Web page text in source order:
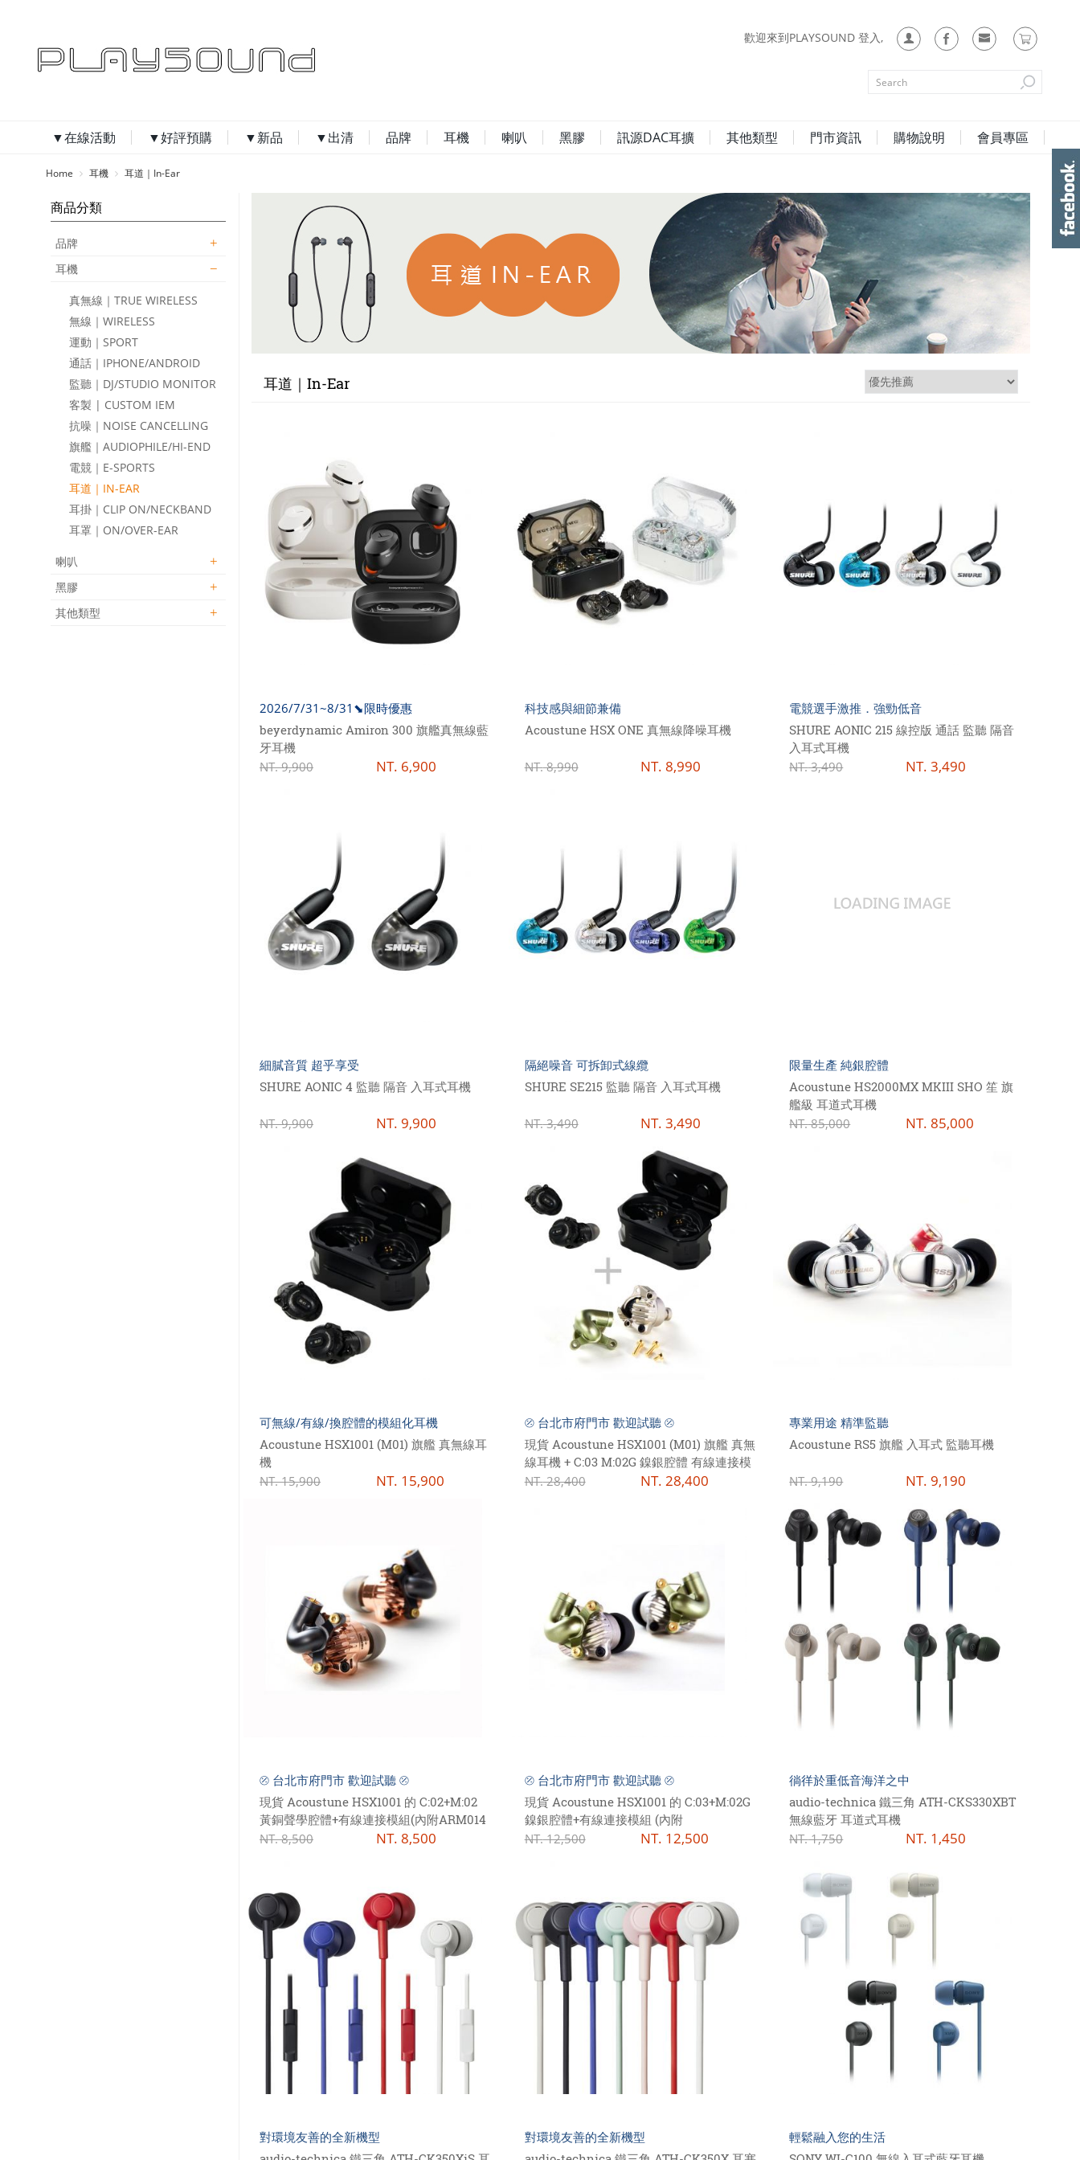
歡迎來到PLAYSOUND 登入,
▼在線活動 ▼好評預購 ▼新品 ▼出清 品牌 耳機 喇叭 黑膠 訊源DAC耳擴 其他類型 門市資訊 購物說明 會員專區
Home 耳機 耳道｜In-Ear
商品分類
品牌
耳機
真無線｜TRUE WIRELESS
無線｜WIRELESS
運動｜SPORT
通話｜IPHONE/ANDROID
監聽｜DJ/STUDIO MONITOR
客製 | CUSTOM IEM
抗噪｜NOISE CANCELLING
旗艦｜AUDIOPHILE/HI-END
電競｜E-SPORTS
耳道｜IN-EAR
耳掛｜CLIP ON/NECKBAND
耳罩｜ON/OVER-EAR
喇叭
黑膠
其他類型
耳道｜In-Ear
2026/7/31~8/31⬊限時優惠
beyerdynamic Amiron 300 旗艦真無線藍
牙耳機
NT.9,900 NT. 6,900
科技感與細節兼備
Acoustune HSX ONE 真無線降噪耳機
NT.8,990 NT. 8,990
電競選手激推．強勁低音
SHURE AONIC 215 線控版 通話 監聽 隔音
入耳式耳機
NT.3,490 NT. 3,490
細膩音質 超乎享受
SHURE AONIC 4 監聽 隔音 入耳式耳機
NT.9,900 NT. 9,900
隔絕噪音 可拆卸式線纜
SHURE SE215 監聽 隔音 入耳式耳機
NT.3,490 NT. 3,490
限量生產 純銀腔體
Acoustune HS2000MX MKIII SHO 笙 旗
艦級 耳道式耳機
NT.85,000 NT. 85,000
可無線/有線/換腔體的模組化耳機
Acoustune HSX1001 (M01) 旗艦 真無線耳
機
NT.15,900 NT. 15,900
⦼ 台北市府門市 歡迎試聽 ⦼
現貨 Acoustune HSX1001 (M01) 旗艦 真無
線耳機 + C:03 M:02G 鎳銀腔體 有線連接模
組
NT.28,400 NT. 28,400
專業用途 精準監聽
Acoustune RS5 旗艦 入耳式 監聽耳機
NT.9,190 NT. 9,190
⦼ 台北市府門市 歡迎試聽 ⦼
現貨 Acoustune HSX1001 的 C:02+M:02
黃銅聲學腔體+有線連接模組(內附ARM014
線材)
NT.8,500 NT. 8,500
⦼ 台北市府門市 歡迎試聽 ⦼
現貨 Acoustune HSX1001 的 C:03+M:02G
鎳銀腔體+有線連接模組 (內附
ARC83/4.4mm線材)
NT.12,500 NT. 12,500
徜徉於重低音海洋之中
audio-technica 鐵三角 ATH-CKS330XBT
無線藍牙 耳道式耳機
NT.1,750 NT. 1,450
對環境友善的全新機型
對環境友善的全新機型
輕鬆融入您的生活